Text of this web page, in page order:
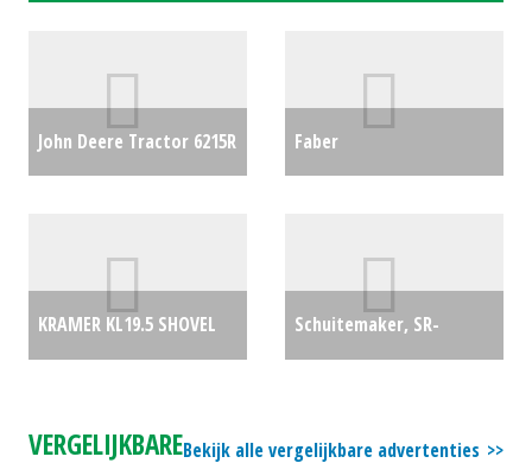
John Deere Tractor 6215R
Faber
zelfrijdend (ZND) #28076
KRAMER KL19.5 SHOVEL
Schuitemaker, SR-
Bekijk alle vergelijkbare advertenties
VERGELIJKBARE